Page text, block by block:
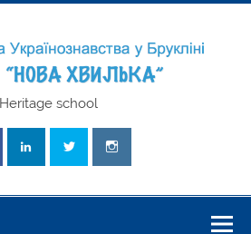
"Нова
Heritage school